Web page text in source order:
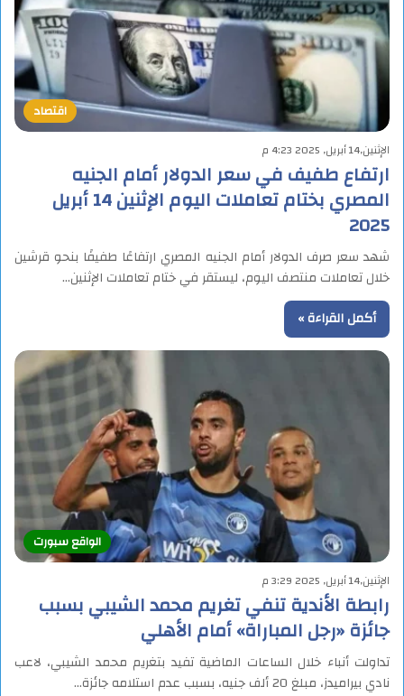
اقتصاد
الإثنين,14 أبريل, 2025 4:23 م
ارتفاع طفيف في سعر الدولار أمام الجنيه
المصري بختام تعاملات اليوم الإثنين 14 أبريل
2025
شهد سعر صرف الدولار أمام الجنيه المصري ارتفاعًا طفيفًا بنحو قرشين
خلال تعاملات منتصف اليوم، ليستقر في ختام تعاملات الإثنين…
أكمل القراءة »
الواقع سبورت
الإثنين,14 أبريل, 2025 3:29 م
رابطة الأندية تنفي تغريم محمد الشيبي بسبب
جائزة «رجل المباراة» أمام الأهلي
تداولت أنباء خلال الساعات الماضية تفيد بتغريم محمد الشيبي، لاعب
نادي بيراميدز، مبلغ 20 ألف جنيه، بسبب عدم استلامه جائزة…